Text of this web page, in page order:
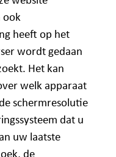
ook
heeft op het
wordt gedaan
Het kan
welk apparaat
schermresolutie
dat u
uw laatste